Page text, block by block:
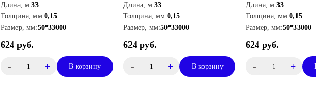
Длина, м:33
Толщина, мм:0,15
Размер, мм:50*33000
624 руб.
- + В корзину
Длина, м:33
Толщина, мм:0,15
Размер, мм:50*33000
624 руб.
- + В корзину
Длина, м:33
Толщина, мм:0,15
Размер, мм:50*33000
624 руб.
- +